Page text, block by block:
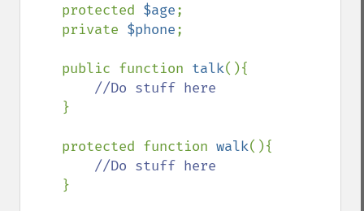
    protected
$age;
    private
$phone;
    public function
talk(){
//Do stuff here
}
    protected function
walk(){
//Do stuff here
}